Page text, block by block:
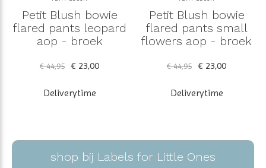
Petit Blush bowie
flared pants leopard
aop - broek
€ 44,95 € 23,00
Deliverytime
Petit Blush bowie
flared pants small
flowers aop - broek
€ 44,95 € 23,00
Deliverytime
shop bij Labels for Little Ones